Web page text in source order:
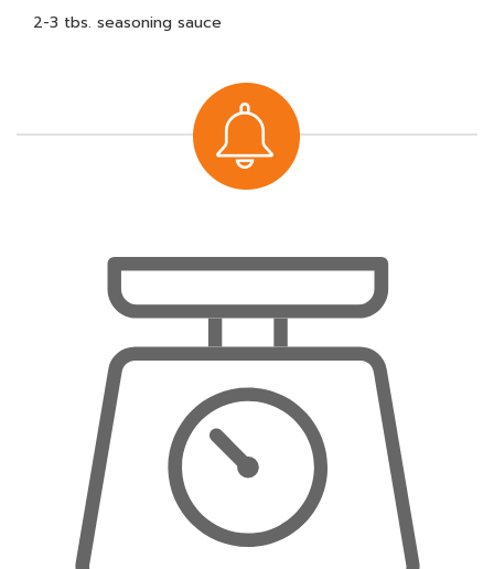
2-3 tbs. seasoning sauce